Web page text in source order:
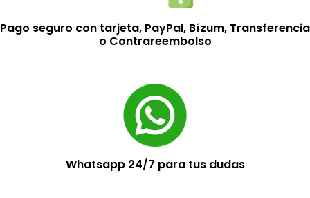
Pago seguro con tarjeta, PayPal, Bízum, Transferencia
o Contrareembolso
Whatsapp 24/7 para tus dudas